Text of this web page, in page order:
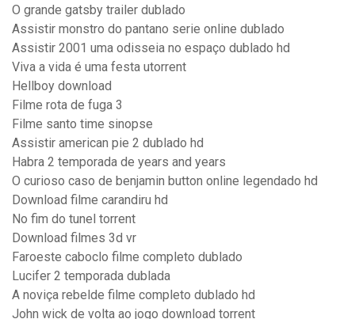
O grande gatsby trailer dublado
Assistir monstro do pantano serie online dublado
Assistir 2001 uma odisseia no espaço dublado hd
Viva a vida é uma festa utorrent
Hellboy download
Filme rota de fuga 3
Filme santo time sinopse
Assistir american pie 2 dublado hd
Habra 2 temporada de years and years
O curioso caso de benjamin button online legendado hd
Download filme carandiru hd
No fim do tunel torrent
Download filmes 3d vr
Faroeste caboclo filme completo dublado
Lucifer 2 temporada dublada
A noviça rebelde filme completo dublado hd
John wick de volta ao jogo download torrent